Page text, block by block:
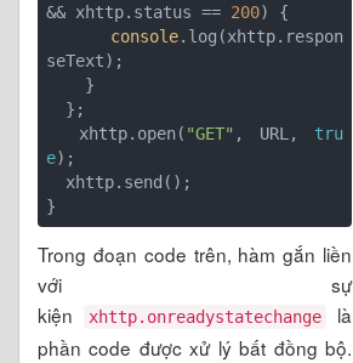
&& xhttp.status == 200) {
console.log(xhttp.respon
seText);
  xhttp.open(
"GET" , URL, tru
e);
Trong đoạn code trên, hàm gắn liền
với sự
kiện
xhttp.onreadystatechange
là
phần code được xử lý bất đồng bộ.